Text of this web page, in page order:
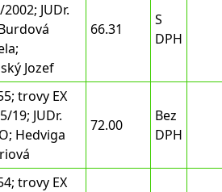
2002; JUDr.
Jozef
66.31
S
DPH
trovy EX
19; JUDr.
Hedviga
72.00
Bez
DPH
trovy EX